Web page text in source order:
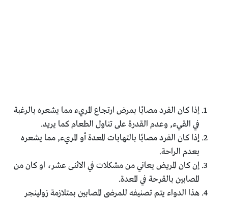
إذا كان الفرد مصابًا بمرض ارتجاع المريء مما يشعره بالرغبة
في القيء, وعدم القدرة على تناول الطعام كما يريد.
إذا كان الفرد مصابًا بالتهابات المعدة أو المريء, مما يشعره
بعدم الراحة.
إن كان المريض يعاني من مشكلات في الاثنى عشر، او كان من
المصابين بالقرحة في المعدة.
هذا الدواء يتم تصنيفه للمرضى المصابين بمتلازمة زولينجر